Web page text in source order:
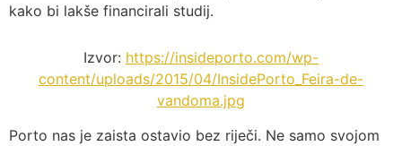
kako bi lakše financirali studij.
Izvor: https://insideporto.com/wp-
content/uploads/2015/04/InsidePorto_Feira-de-
vandoma.jpg
Porto nas je zaista ostavio bez riječi. Ne samo svojom